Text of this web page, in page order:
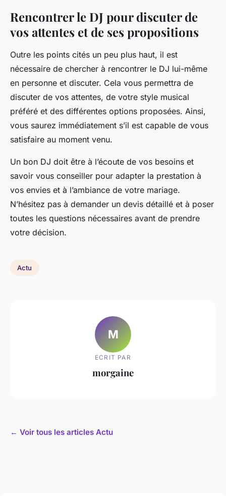
Rencontrer le DJ pour discuter de
vos attentes et de ses propositions
Outre les points cités un peu plus haut, il est
nécessaire de chercher à rencontrer le DJ lui-même
en personne et discuter. Cela vous permettra de
discuter de vos attentes, de votre style musical
préféré et des différentes options proposées. Ainsi,
vous saurez immédiatement s’il est capable de vous
satisfaire au moment venu.
Un bon DJ doit être à l’écoute de vos besoins et
savoir vous conseiller pour adapter la prestation à
vos envies et à l’ambiance de votre mariage.
N’hésitez pas à demander un devis détaillé et à poser
toutes les questions nécessaires avant de prendre
votre décision.
Actu
M
ECRIT PAR
morgaine
← Voir tous les articles Actu